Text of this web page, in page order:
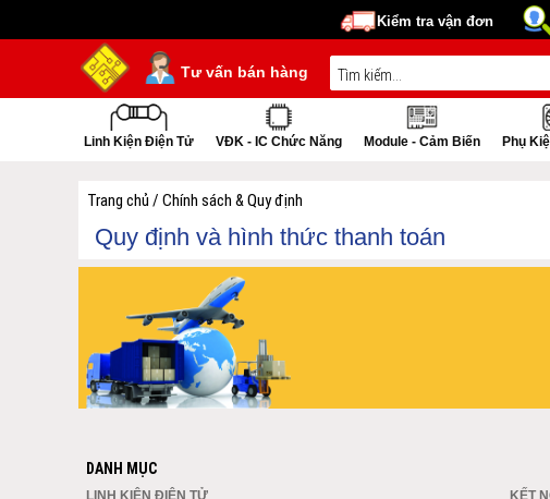
Kiểm tra vận đơn
Tư vấn bán hàng
Linh Kiện Điện Tử VĐK - IC Chức Năng Module - Cảm Biến Phụ
Trang chủ / Chính sách & Quy định
Quy định và hình thức thanh toán
DANH MỤC
LINH KIỆN ĐIỆN TỬ
KẾT